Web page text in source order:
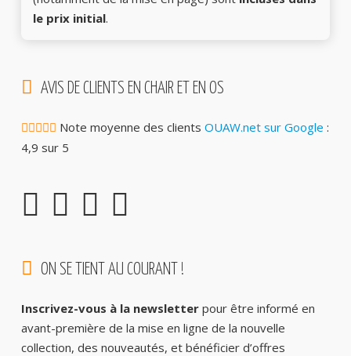
le prix initial.
AVIS DE CLIENTS EN CHAIR ET EN OS
Note moyenne des clients OUAW.net sur Google :
4,9 sur 5
ON SE TIENT AU COURANT !
Inscrivez-vous à la newsletterpour être informé en
avant-première de la mise en ligne de la nouvelle
collection, des nouveautés, et bénéficier d’offres